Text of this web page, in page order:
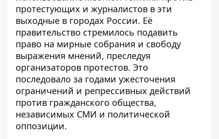
протестующих и журналистов в эти
выходные в городах России. Её
правительство стремилось подавить
право на мирные собрания и свободу
выражения мнений, преследуя
организаторов протестов. Это
последовало за годами ужесточения
ограничений и репрессивных действий
против гражданского общества,
независимых СМИ и политической
оппозиции.